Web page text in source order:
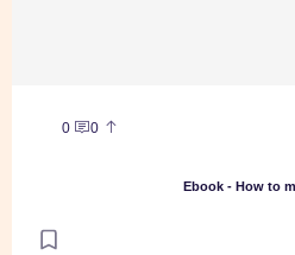
0
0
Ebook - How to